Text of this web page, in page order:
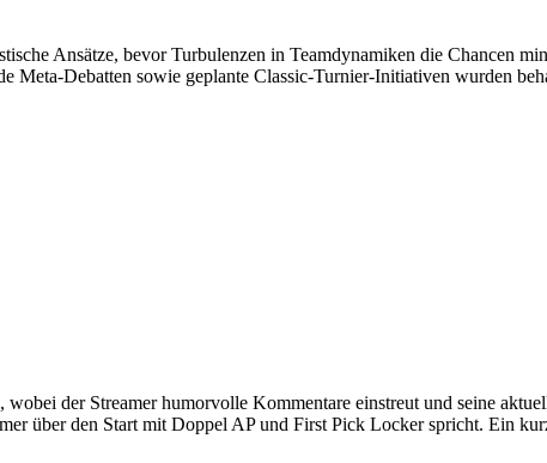
Ansätze, bevor Turbulenzen in Teamdynamiken die Chancen
Meta-Debatten sowie geplante Classic-Turnier-Initiativen wurden
der Streamer humorvolle Kommentare einstreut und seine
über den Start mit Doppel AP und First Pick Locker spricht. Ein